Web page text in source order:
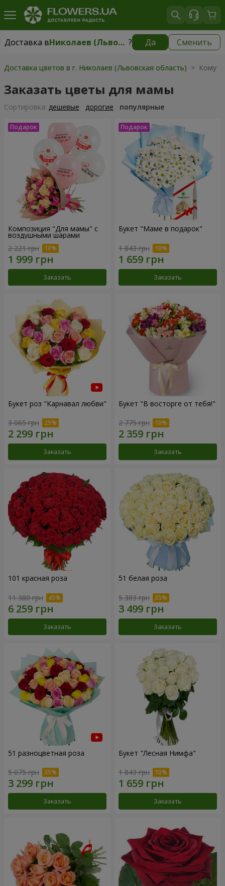
Доставка в Николаев (Львовская область) ? Да Сменить
Доставка вНиколаев (Львовская область) |510 грн
Доставка цветов в г. Николаев (Львовская область) > Кому
Заказать цветы для мамы
Cортировка: дешевые дорогие популярные
Композиция "Для мамы" с
воздушными шарами
2 221 грн
Заказать
Букет "Маме в подарок"
1 843 грн
Заказать
Букет роз "Карнавал любви"
3 065 грн
Заказать
Букет "В восторге от тебя!"
2 775 грн
Заказать
101 красная роза
11 380 грн
Заказать
51 белая роза
5 383 грн
Заказать
51 разноцветная роза
5 075 грн
Заказать
Букет "Лесная Нимфа"
1 843 грн
Заказать